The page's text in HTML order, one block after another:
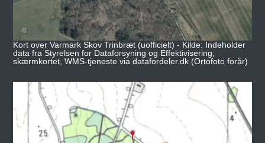
Kort over Varmark Skov Trinbræt (uofficielt) - Kilde: Indeholder
data fra Styrelsen for Dataforsyning og Effektivisering,
skærmkortet, WMS-tjeneste via datafordeler.dk (Ortofoto forår)